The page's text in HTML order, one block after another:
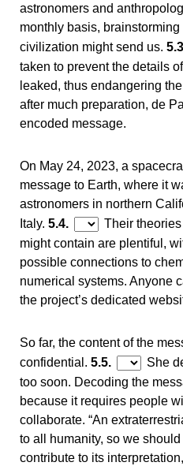
astronomers and
monthly basis,
civilization might send us.
taken to prevent the details
leaked, thus endangering
after much preparation, de
encoded message.
On May 24, 2023, a
message to Earth, where it
astronomers in northern
Italy. 5.4.
Their
might contain are plentiful,
possible connections to
numerical systems. Anyone
the project’s dedicated
So far, the content of the
confidential. 5.5.
She
too soon. Decoding the
because it requires people
collaborate. “An
to all humanity, so we
contribute to its